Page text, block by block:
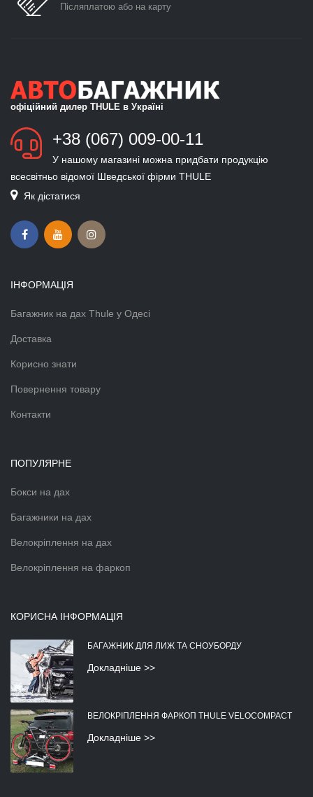
Післяплатою або на карту
офіційний дилер THULE в Україні
+38 (067) 009-00-11
У нашому магазині можна придбати продукцію
всесвітньо відомої Шведської фірми THULE
Як дістатися
ІНФОРМАЦІЯ
Багажник на дах Thule у Одесі
Доставка
Корисно знати
Повернення товару
Контакти
ПОПУЛЯРНЕ
Бокси на дах
Багажники на дах
Велокріплення на дах
Велокріплення на фаркоп
КОРИСНА ІНФОРМАЦІЯ
БАГАЖНИК ДЛЯ ЛИЖ ТА СНОУБОРДУ
Докладніше >>
ВЕЛОКРІПЛЕННЯ ФАРКОП THULE VELOCOMPACT
Докладніше >>